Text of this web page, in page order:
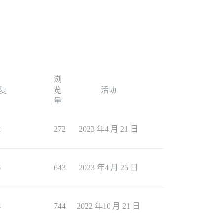
浏
览
量
活动
272 2023 年4 月 21 日
643 2023 年4 月 25 日
744 2022 年10 月 21 日